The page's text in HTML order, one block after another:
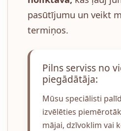
pasūtījumu un veikt
termiņos.
Pilns serviss no
piegādātāja:
Mūsu speciālisti
izvēlēties
mājai, dzīvoklim vai